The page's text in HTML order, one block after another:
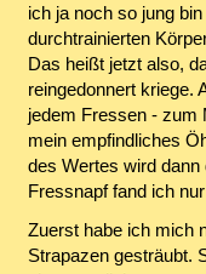
ich ja noch so jung
durchtrainierten
Das heißt jetzt also,
reingedonnert kriege.
jedem Fressen - zum
mein empfindliches
des Wertes wird
Fressnapf fand ich
Zuerst habe ich mich
Strapazen gesträubt.